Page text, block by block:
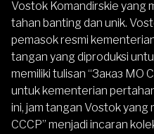
Vostok Komandirskie yang
tahan banting dan unik.
pemasok resmi
tangan yang diproduksi
memiliki tulisan “Заказ МО
untuk kementerian
ini, jam tangan Vostok yang
СССР” menjadi incaran